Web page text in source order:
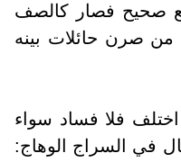
صحيح فصار كالصف
من صرن حائلات بينه
اختلف فلا فساد سواء
في السراج الوهاج: